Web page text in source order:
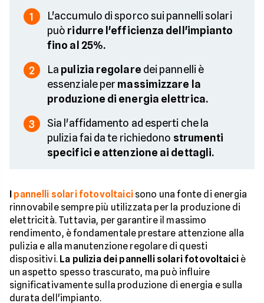
1
L'accumulo di sporco sui pannelli solari
può ridurre l'efficienza dell'impianto
fino al 25%.
2 La pulizia regolare dei pannelli è
essenziale permassimizzare la
produzione di energia elettrica.
3
Sia l'affidamento ad esperti che la
pulizia fai da te richiedono strumenti
specifici e attenzione ai dettagli.
pannelli solari fotovoltaicisono una fonte di energia
rinnovabile sempre più utilizzata per la produzione di
elettricità. Tuttavia, per garantire il massimo
rendimento, è fondamentale prestare attenzione alla
pulizia e alla manutenzione regolare di questi
dispositivi. La pulizia dei pannelli solari fotovoltaiciè
un aspetto spesso trascurato, ma può influire
significativamente sulla produzione di energia e sulla
durata dell'impianto.